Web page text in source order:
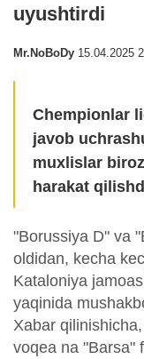
uyushtirdi
Mr.NoBoDy 15.04.2025
Chempionlar
javob
muxlislar
harakat
"Borussiya D" va
oldidan, kecha
Kataloniya
yaqinida
Xabar
voqea na "Barsa"